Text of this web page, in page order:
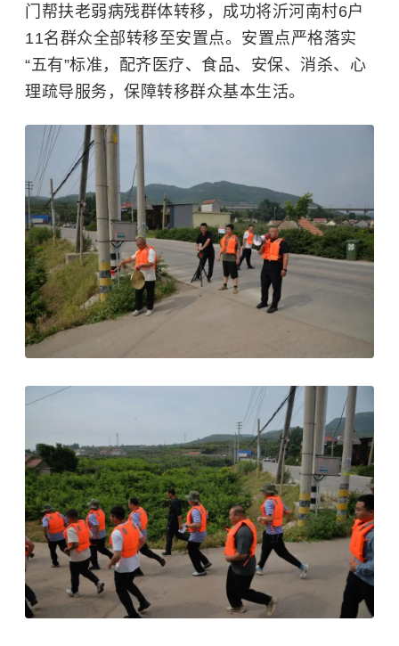
门帮扶老弱病残群体转移，成功将沂河南村6户
11名群众全部转移至安置点。安置点严格落实
“五有”标准，配齐医疗、食品、安保、消杀、心
理疏导服务，保障转移群众基本生活。